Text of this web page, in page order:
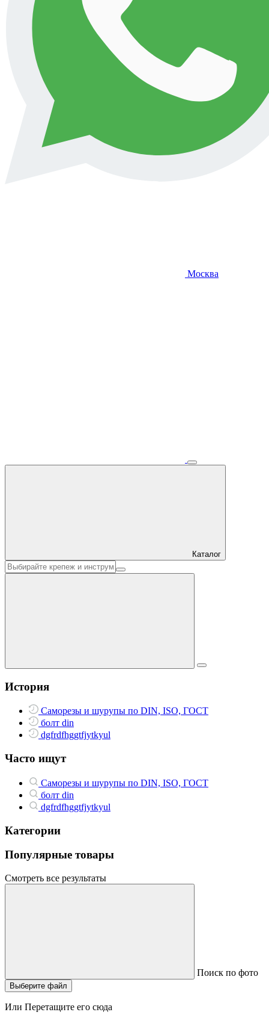
Москва
Каталог
История
Саморезы и шурупы по DIN, ISO, ГОСТ
болт din
dgfrdfhggtfjytkyul
Часто ищут
Саморезы и шурупы по DIN, ISO, ГОСТ
болт din
dgfrdfhggtfjytkyul
Категории
Популярные товары
Смотреть все результаты
Поиск по фото
Выберите файл
Или Перетащите его сюда